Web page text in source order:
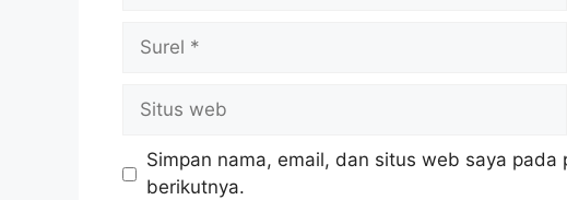
Simpan nama, email, dan situs web saya
berikutnya.